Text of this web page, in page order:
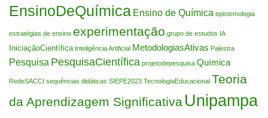
EnsinoDeQuímica Ensino de Química epistemologia
estratégias de ensino experimentação grupo de estudos IA
IniciaçãoCientífica Inteligência Artificial MetodologiasAtivas Palestra
Pesquisa PesquisaCientífica projetodepesquisa Química
RedeSACCI sequências didáticas SIEPE2023 TecnologiaEducacional Teoria
da Aprendizagem Significativa Unipampa